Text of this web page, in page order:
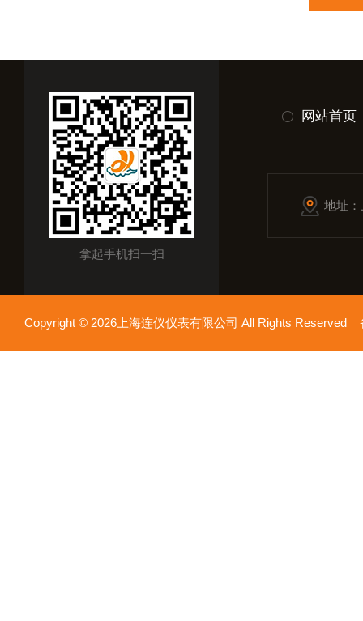
拿起手机扫一扫
网站首页
地址
Copyright © 2026上海连仪仪表有限公司 All Rights Reserved